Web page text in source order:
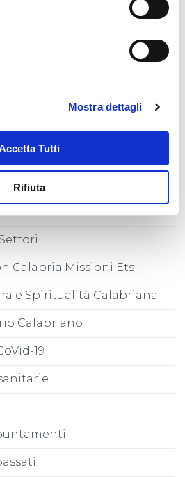
Mostra dettagli
Tutti
Rifiuta
Calabria Missioni Ets
e Spiritualità Calabriana
Calabriano
19